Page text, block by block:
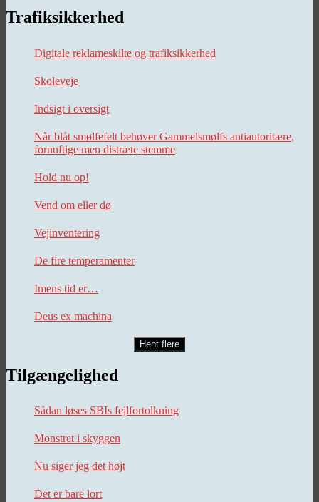
Trafiksikkerhed
Digitale reklameskilte og trafiksikkerhed
Skoleveje
Indsigt i oversigt
Når blåt smølfefelt behøver Gammelsmølfs antiautoritære,
fornuftige men distræte stemme
Hold nu op!
Vend om eller dø
Vejinventering
De fire temperamenter
Imens tid er…
Deus ex machina
Hent flere
Tilgængelighed
Sådan løses SBIs fejlfortolkning
Monstret i skyggen
Nu siger jeg det højt
Det er bare lort